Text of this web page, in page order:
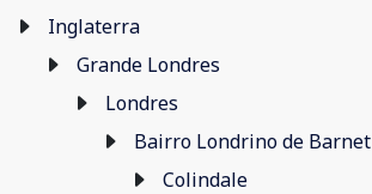
Inglaterra
Grande Londres
Londres
Bairro Londrino de Barnet
Colindale